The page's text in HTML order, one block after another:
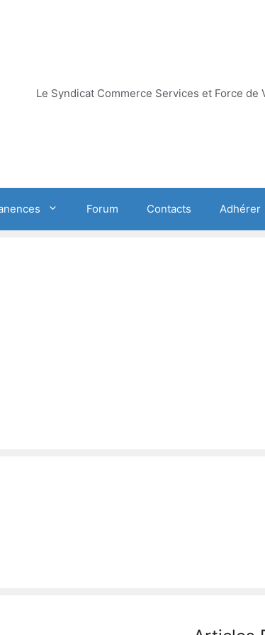
Le Syndicat Commerce Services et Force de
Forum Contacts Adhérer